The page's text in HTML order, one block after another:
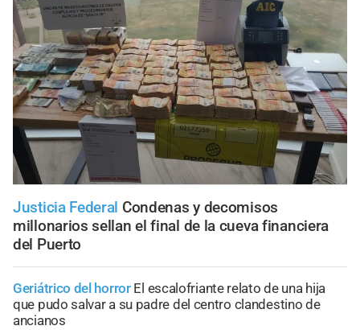
Justicia Federal Condenas y decomisos
millonarios sellan el final de la cueva financiera
del Puerto
Geriátrico del horror El escalofriante relato de una hija
que pudo salvar a su padre del centro clandestino de
ancianos